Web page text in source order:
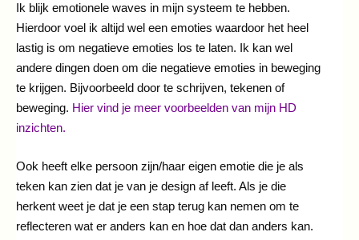
Ik blijk emotionele waves in mijn systeem te hebben.
Hierdoor voel ik altijd wel een emoties waardoor het heel
lastig is om negatieve emoties los te laten. Ik kan wel
andere dingen doen om die negatieve emoties in beweging
te krijgen. Bijvoorbeeld door te schrijven, tekenen of
beweging. Hier vind je meer voorbeelden van mijn HD
inzichten.
Ook heeft elke persoon zijn/haar eigen emotie die je als
teken kan zien dat je van je design af leeft. Als je die
herkent weet je dat je een stap terug kan nemen om te
reflecteren wat er anders kan en hoe dat dan anders kan.